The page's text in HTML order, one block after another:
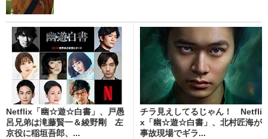
Netflix「幽☆遊☆白書」、戸愚
呂兄弟は滝藤賢一＆綾野剛 左
京役に稲垣吾郎、...
チラ見えしてるじゃん！ Netfli
x「幽☆遊☆白書」、北村匠海が
事故現場でギラ...